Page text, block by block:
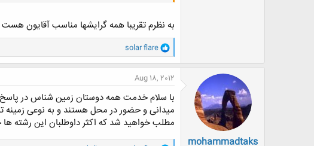
به نظرم تقریبا همه گرایشها مناسب آقایون
و
ا
ک
ش
ه
ا
:
solar flare
mohammadtaks
Aug 18, 2012
با سلام خدمت همه دوستان زمین شناس در پاسخ
میدانی و حضور در محل هستند و به نوعی زمینه
مطلب خواهید شد که اکثر داوطلبان این رشته